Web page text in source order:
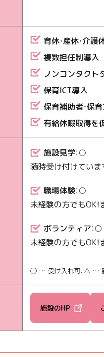
育休・産休・介
複数担任制導入
ノンコンタクト
保育ICT導入
保育補助者・保
有給休暇取得を
施設見学：○
随時受け付けていま
職場体験：○
未経験の方でもOK
ボランティア：○
未経験の方でもOK
◯ … 受け入れ可、△ …
施設のHP